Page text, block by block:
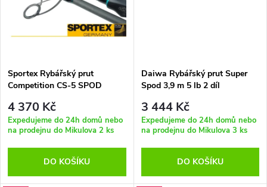
ů
Sportex Rybářský prut
Competition CS-5 SPOD
4 370 Kč
Expedujeme do 24h domů nebo
na prodejnu do Mikulova 2 ks
DO KOŠÍKU
Daiwa Rybářský prut Super
Spod 3,9 m 5 lb 2 díl
3 444 Kč
Expedujeme do 24h domů nebo
na prodejnu do Mikulova 3 ks
DO KOŠÍKU